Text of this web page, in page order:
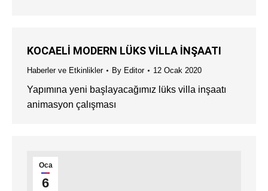
KOCAELİ MODERN LÜKS VİLLA İNŞAATI
Haberler ve Etkinlikler By Editor 12 Ocak 2020
Yapımına yeni başlayacağımız lüks villa inşaatı
animasyon çalışması
Oca
6